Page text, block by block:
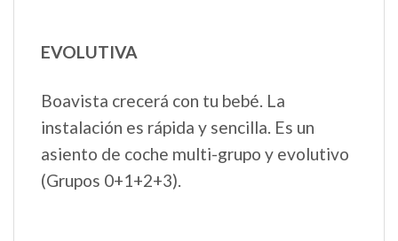
EVOLUTIVA
Boavista crecerá con tu bebé. La
instalación es rápida y sencilla. Es un
asiento de coche multi-grupo y evolutivo
(Grupos 0+1+2+3).